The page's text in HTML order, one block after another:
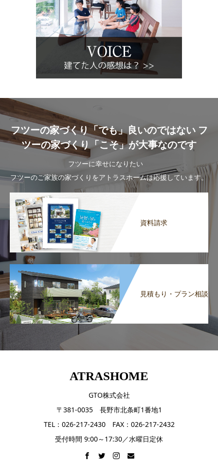
フツーの家づくり「でも」良いのではない フ
ツーの家づくり「こそ」が大事なのです
フツーに幸せになりたい
フツーのご家族の家づくりをアトラスホームは応援しています。
資料請求
見積もり・プラン相談
ATRASHOME
GTO株式会社
〒381-0035 長野市北条町1番地1
TEL：026-217-2430 FAX：026-217-2432
受付時間 9:00～17:30／水曜日定休